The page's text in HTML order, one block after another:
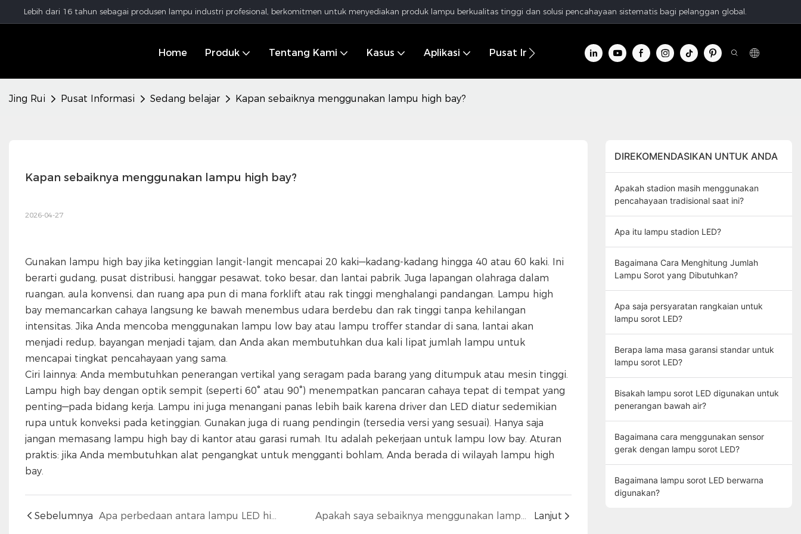
Lebih dari 16 tahun sebagai produsen lampu industri profesional, berkomitmen untuk menyediakan produk lampu berkualitas tinggi dan solusi pencahayaan sistematis bagi pelanggan global.
Home Produk Tentang Kami Kasus Aplikasi Pusat Informasi Hubungi kami
Jing Rui Pusat Informasi Sedang belajar Kapan sebaiknya menggunakan lampu high bay?
Kapan sebaiknya menggunakan lampu high bay?
2026-04-27
Gunakan lampu high bay jika ketinggian langit-langit mencapai 20 kaki—kadang-kadang hingga 40 atau 60 kaki. Ini
berarti gudang, pusat distribusi, hanggar pesawat, toko besar, dan lantai pabrik. Juga lapangan olahraga dalam
ruangan, aula konvensi, dan ruang apa pun di mana forklift atau rak tinggi menghalangi pandangan. Lampu high
bay memancarkan cahaya langsung ke bawah menembus udara berdebu dan rak tinggi tanpa kehilangan
intensitas. Jika Anda mencoba menggunakan lampu low bay atau lampu troffer standar di sana, lantai akan
menjadi redup, bayangan menjadi tajam, dan Anda akan membutuhkan dua kali lipat jumlah lampu untuk
mencapai tingkat pencahayaan yang sama.
Ciri lainnya: Anda membutuhkan penerangan vertikal yang seragam pada barang yang ditumpuk atau mesin tinggi.
Lampu high bay dengan optik sempit (seperti 60° atau 90°) menempatkan pancaran cahaya tepat di tempat yang
penting—pada bidang kerja. Lampu ini juga menangani panas lebih baik karena driver dan LED diatur sedemikian
rupa untuk konveksi pada ketinggian. Gunakan juga di ruang pendingin (tersedia versi yang sesuai). Hanya saja
jangan memasang lampu high bay di kantor atau garasi rumah. Itu adalah pekerjaan untuk lampu low bay. Aturan
praktis: jika Anda membutuhkan alat pengangkat untuk mengganti bohlam, Anda berada di wilayah lampu high
bay.
Sebelumnya Apa perbedaan antara lampu LED high bay dan low bay? Apakah saya sebaiknya menggunakan lampu sorot atau lampu spot di dapur? Lanjut
DIREKOMENDASIKAN UNTUK ANDA
Apakah stadion masih menggunakan
pencahayaan tradisional saat ini?
Apa itu lampu stadion LED?
Bagaimana Cara Menghitung Jumlah
Lampu Sorot yang Dibutuhkan?
Apa saja persyaratan rangkaian untuk
lampu sorot LED?
Berapa lama masa garansi standar untuk
lampu sorot LED?
Bisakah lampu sorot LED digunakan untuk
penerangan bawah air?
Bagaimana cara menggunakan sensor
gerak dengan lampu sorot LED?
Bagaimana lampu sorot LED berwarna
digunakan?